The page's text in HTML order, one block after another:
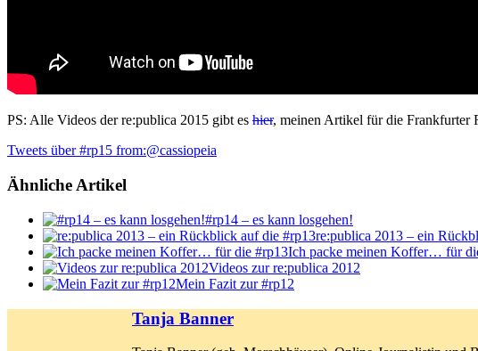
PS: Alle Videos der re:publica 2015 gibt es hier, meinen Artikel für die Frankfurter
Tweets über #rp15 from:@cassiopeia
Ähnliche Artikel
#rp14 – es kann losgehen!
re:publica 2013 – ein
Ich packe meinen Koffer… für
Videos zur re:publica 2012
Mein Fazit zur #rp12
Tanja Banner